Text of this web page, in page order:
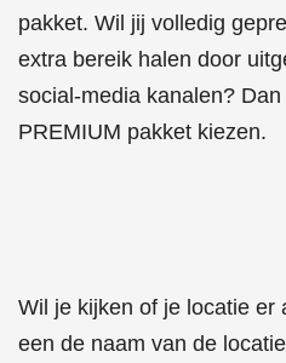
pakket. Wil jij volledig
extra bereik halen door
social-media kanalen?
PREMIUM pakket kiezen.
Wil je kijken of je locatie er
een de naam van de